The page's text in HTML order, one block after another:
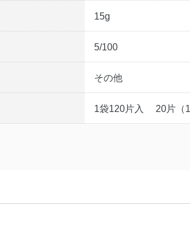
15g
5/100
その他
1袋120片入 20片（